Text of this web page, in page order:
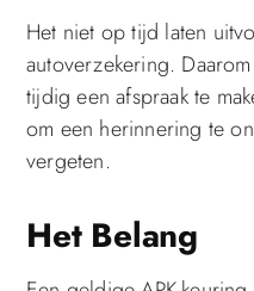
Het niet op tijd laten
autoverzekering.
tijdig een afspraak te
om een herinnering te
vergeten.
Het Belang